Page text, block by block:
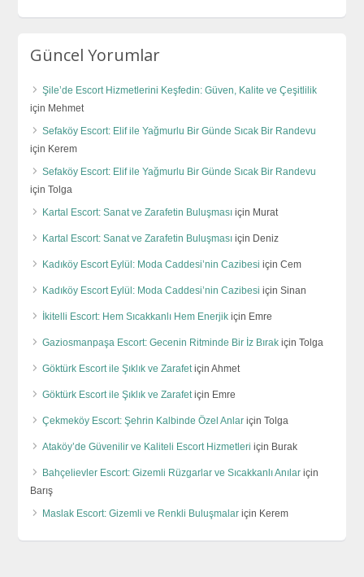
Güncel Yorumlar
Şile’de Escort Hizmetlerini Keşfedin: Güven, Kalite ve Çeşitlilik
için Mehmet
Sefaköy Escort: Elif ile Yağmurlu Bir Günde Sıcak Bir Randevu
için Kerem
Sefaköy Escort: Elif ile Yağmurlu Bir Günde Sıcak Bir Randevu
içinTolga
Kartal Escort: Sanat ve Zarafetin Buluşması için Murat
Kartal Escort: Sanat ve Zarafetin Buluşması için Deniz
Kadıköy Escort Eylül: Moda Caddesi’nin Cazibesi içinCem
Kadıköy Escort Eylül: Moda Caddesi’nin Cazibesi içinSinan
İkitelli Escort: Hem Sıcakkanlı Hem Enerjik için Emre
Gaziosmanpaşa Escort: Gecenin Ritminde Bir İz Bırak içinTolga
Göktürk Escort ile Şıklık ve Zarafet içinAhmet
Göktürk Escort ile Şıklık ve Zarafet için Emre
Çekmeköy Escort: Şehrin Kalbinde Özel Anlar içinTolga
Ataköy’de Güvenilir ve Kaliteli Escort Hizmetleri için Burak
Bahçelievler Escort: Gizemli Rüzgarlar ve Sıcakkanlı Anılar için
Barış
Maslak Escort: Gizemli ve Renkli Buluşmalar için Kerem